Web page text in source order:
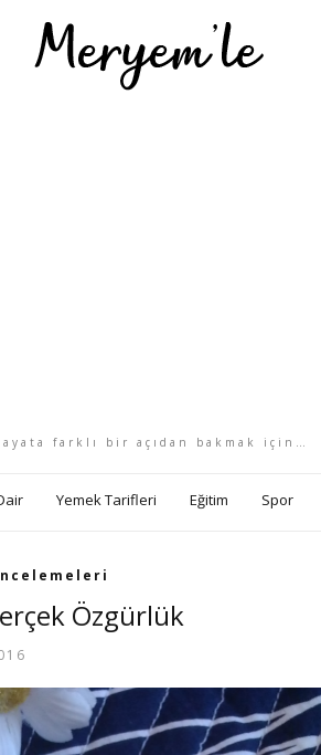
farklı bir açıdan bakmak için…
Yemek Tarifleri Eğitim Spor
Özgürlük